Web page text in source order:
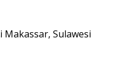
Sulawesi